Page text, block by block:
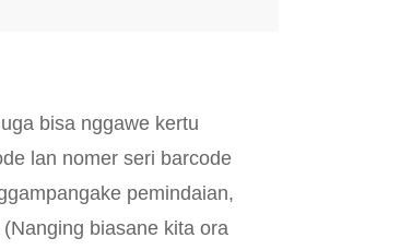
bisa nggawe kertu
lan nomer seri barcode
pemindaian,
biasane kita ora